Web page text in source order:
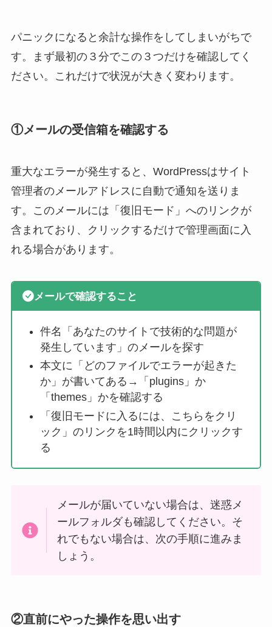
パニックになると余計な操作をしてしまいがちで
す。まず最初の３分でこの３つだけを確認してく
ださい。これだけで状況が大きく変わります。
①メールの受信箱を確認する
重大なエラーが発生すると、WordPressはサイト
管理者のメールアドレスに自動で通知を送りま
す。このメールには「復旧モード」へのリンクが
含まれており、クリックするだけで管理画面に入
れる場合があります。
メールで確認すること
件名「あなたのサイトで技術的な問題が
発生しています」のメールを探す
本文に「どのファイルでエラーが起きた
か」が書いてある→「plugins」か
「themes」かを確認する
「復旧モードに入るには、こちらをクリ
ック」のリンクを1時間以内にクリックす
る
メールが届いていない場合は、迷惑メ
ールフォルダも確認してください。そ
れでもない場合は、次の手順に進みま
しょう。
②直前にやった操作を思い出す